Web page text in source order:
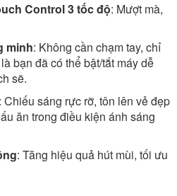
Control 3 tốc độ: Mượt mà,
minh: Không cần chạm tay, chỉ
bạn đã có thể bật/tắt máy dễ
sẽ.
: Chiếu sáng rực rỡ, tôn lên vẻ đẹp
ăn trong điều kiện ánh sáng
: Tăng hiệu quả hút mùi, tối ưu